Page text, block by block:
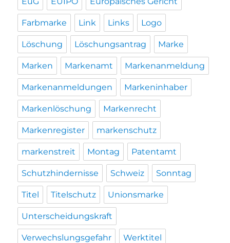
Farbmarke Link Links Logo
Löschung Löschungsantrag Marke
Marken Markenamt Markenanmeldung
Markenanmeldungen Markeninhaber
Markenlöschung Markenrecht
Markenregister markenschutz
markenstreit Montag Patentamt
Schutzhindernisse Schweiz Sonntag
Titel Titelschutz Unionsmarke
Unterscheidungskraft
Verwechslungsgefahr Werktitel